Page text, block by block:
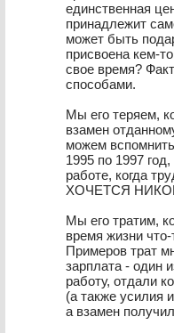
единственная
принадлежит
может быть
присвоена кем-
свое время?
способами.
Мы его теряем,
взамен
можем
1995 по 1997
работе, когда
ХОЧЕТСЯ
Мы его тратим,
время жизни
Примеров трат
зарплата - один
работу, отдали
(а также усилия
а взамен